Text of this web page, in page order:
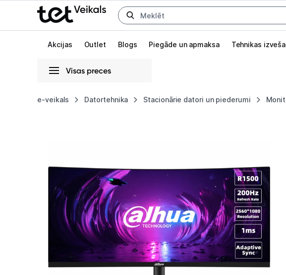
Uz kategorijam Uz galveno saturu
Akcijas Outlet Blogs Piegāde un apmaksa Tehnikas
Visas preces
e-veikals Datortehnika Stacionārie datori un piederumi
TV un
GAMING
Audio
E330CA
30"